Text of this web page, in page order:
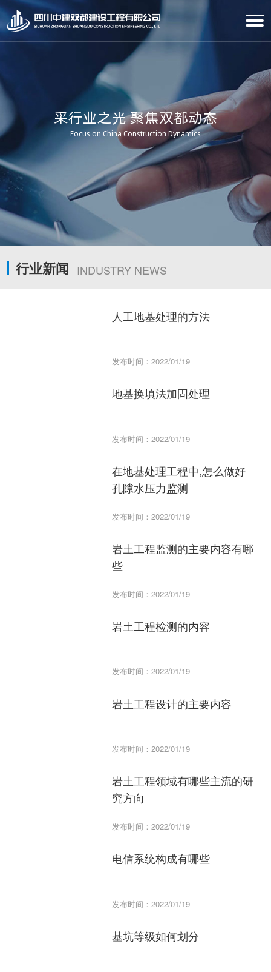
采行业之光 聚焦双都动态
Focus on China Construction Dynamics
行业新闻 INDUSTRY NEWS
人工地基处理的方法
发布时间：2022/01/19
地基换填法加固处理
发布时间：2022/01/19
在地基处理工程中,怎么做好
孔隙水压力监测
发布时间：2022/01/19
岩土工程监测的主要内容有哪
些
发布时间：2022/01/19
岩土工程检测的内容
发布时间：2022/01/19
岩土工程设计的主要内容
发布时间：2022/01/19
岩土工程领域有哪些主流的研
究方向
发布时间：2022/01/19
电信系统构成有哪些
发布时间：2022/01/19
基坑等级如何划分